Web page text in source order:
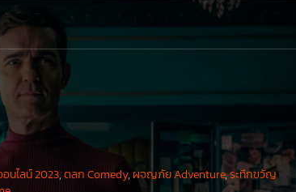
ง ‘Money Heist’ อย่างที่เบอร์ลินได้บรรยายในตอนต้นซีรีส์ ราวกับ
ว่าทั้งหมดคือช่วงเวลาก่อนหน้าที่เขาจะรู้เรื่องโรคร้ายของตนเอง
สลายจากการหย่าร้างครั้งที่ 3
รณ์แต่มีความกล้า ไล่เรียงไปตั้งแต่ รอย (รับบทโดย จูลิโอ เปนา –
สัตย์ เคย์ลา (รับบทโดย มิเชล เจนเนอร์ – Michelle Jenner)
ทโดย โจเอล ซานเชส – Joel Sánchez) โจรหัวไม้ที่ทรงเสน่ห์ และแม้
องการ ดาเมียน (รับบทโดย ทริสทาน อุลญอ – Tristán Ulloa) รุ่น
นไลน์ 2023,ตลก Comedy, ผจญภัย Adventure,ระทึกขวัญ